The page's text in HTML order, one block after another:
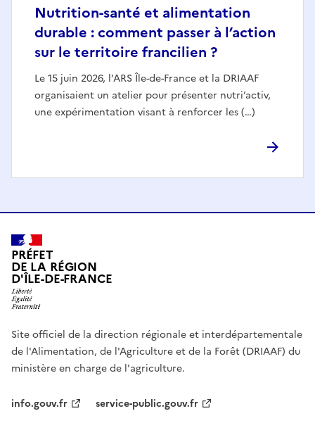
Nutrition-santé et alimentation
durable : comment passer à l’action
sur le territoire francilien ?
Le 15 juin 2026, l’ARS Île-de-France et la DRIAAF
organisaient un atelier pour présenter nutri’activ,
une expérimentation visant à renforcer les (…)
PRÉFET
DE LA RÉGION
D'ÎLE-DE-FRANCE
Site officiel de la direction régionale et interdépartementale
de l'Alimentation, de l'Agriculture et de la Forêt (DRIAAF) du
ministère en charge de l'agriculture.
info.gouv.fr service-public.gouv.fr